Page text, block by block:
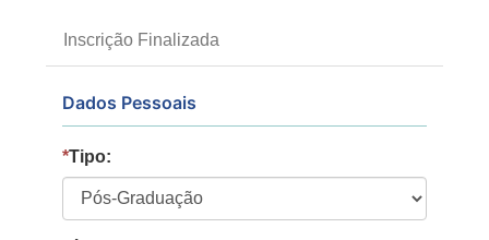
Inscrição Finalizada
Dados Pessoais
*Tipo: